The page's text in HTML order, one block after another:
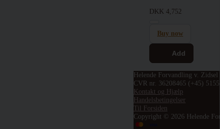
DKK 4,752
Buy now
Add
Helende Forvandling v. Zidsel
CVR nr. 36208465 (+45)
Kontakt og Hjælp
Handelsbetingelser
Til Forsiden
Copyright © 2026 Helende